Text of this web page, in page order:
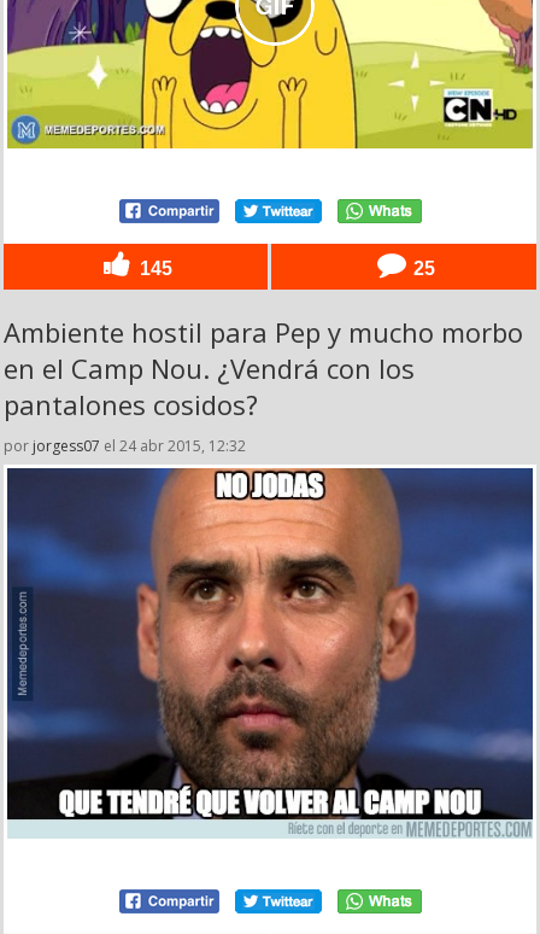
145 25
Ambiente hostil para Pep y mucho morbo
en el Camp Nou. ¿Vendrá con los
pantalones cosidos?
por jorgess07 el 24 abr 2015, 12:32